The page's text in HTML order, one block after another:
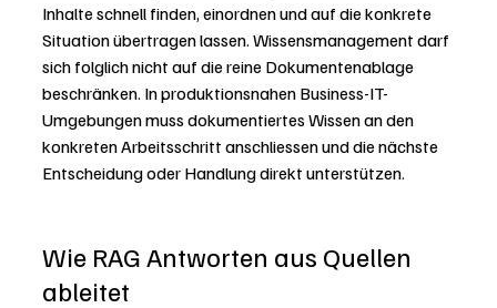
Inhalte schnell finden, einordnen und auf die konkrete
Situation übertragen lassen. Wissensmanagement darf
sich folglich nicht auf die reine Dokumentenablage
beschränken. In produktionsnahen Business-IT-
Umgebungen muss dokumentiertes Wissen an den
konkreten Arbeitsschritt anschliessen und die nächste
Entscheidung oder Handlung direkt unterstützen.
Wie RAG Antworten aus Quellen
ableitet